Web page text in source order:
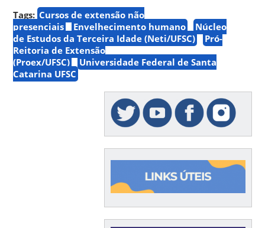
Tags: Cursos de extensão não
presenciais
Envelhecimento humano
Núcleo
de Estudos da Terceira Idade (Neti/UFSC)
Pró-
Reitoria de Extensão
(Proex/UFSC)
Universidade Federal de Santa
Catarina UFSC